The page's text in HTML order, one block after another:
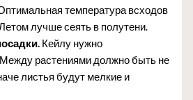
температура всходов
лучше сеять в полутени.
Кейлу нужно
Между растениями должно быть не
листья будут мелкие и